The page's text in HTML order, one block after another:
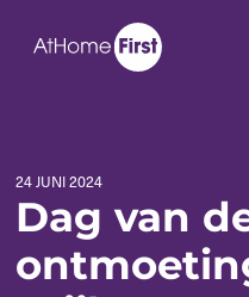
24 JUNI 2024
Dag van